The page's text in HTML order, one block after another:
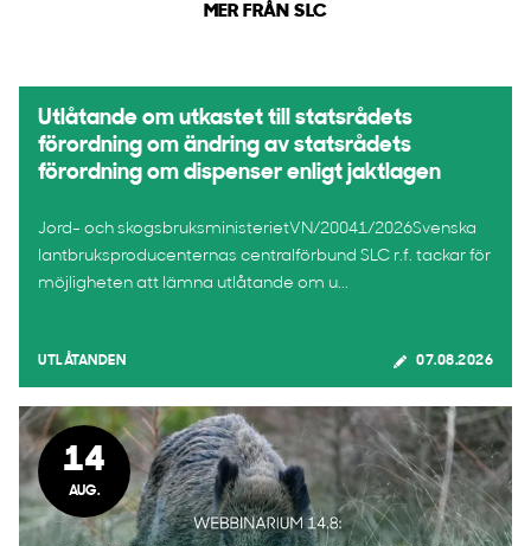
MER FRÅN SLC
Utlåtande om utkastet till statsrådets
förordning om ändring av statsrådets
förordning om dispenser enligt jaktlagen
Jord- och skogsbruksministerietVN/20041/2026Svenska
lantbruksproducenternas centralförbund SLC r.f. tackar för
möjligheten att lämna utlåtande om u...
UTLÅTANDEN 07.08.2026
14
AUG.